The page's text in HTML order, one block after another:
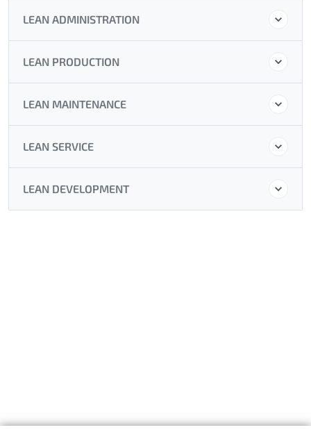
LEAN ADMINISTRATION
LEAN PRODUCTION
LEAN MAINTENANCE
LEAN SERVICE
LEAN DEVELOPMENT